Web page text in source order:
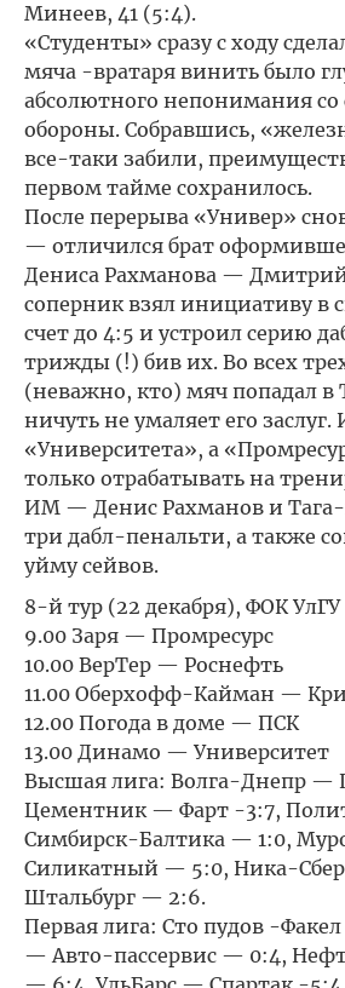
Минеев, 41 (5:4).
«Студенты» сразу с ходу
мяча -вратаря винить было
абсолютного непонимания со
обороны. Собравшись,
все-таки забили,
первом тайме сохранилось.
После перерыва «Универ»
— отличился брат
Дениса Рахманова —
соперник взял инициативу в
счет до 4:5 и устроил серию
трижды (!) бив их. Во всех
(неважно, кто) мяч попадал в
ничуть не умаляет его заслуг.
«Университета», а
только отрабатывать на
ИМ — Денис Рахманов и
три дабл-пенальти, а также
уйму сейвов.
8-й тур (22 декабря), ФОК УлГУ
9.00 Заря — Промресурс
10.00 ВерТер — Роснефть
11.00 Оберхофф-Кайман —
12.00 Погода в доме — ПСК
13.00 Динамо — Университет
Высшая лига: Волга-Днепр —
Цементник — Фарт -3:7,
Симбирск-Балтика — 1:0,
Силикатный — 5:0, Ника-
Штальбург — 2:6.
Первая лига: Сто пудов -
— Авто-пассервис — 0:4,